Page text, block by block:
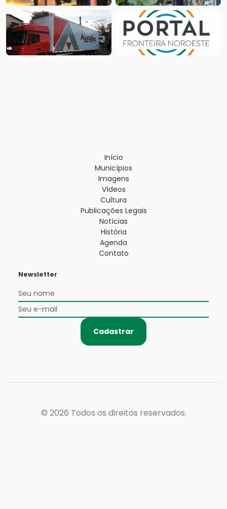
Início
Municípios
Imagens
Vídeos
Cultura
Publicações Legais
Notícias
História
Agenda
Contato
Newsletter
Cadastrar
© 2026 Todos os direitos reservados.